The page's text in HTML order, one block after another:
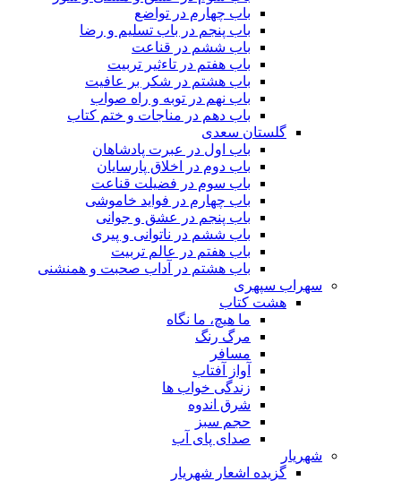
باب چهارم در تواضع
باب پنجم در باب تسلیم و رضا
باب ششم در قناعت
باب هفتم در تاءثیر تربیت
باب هشتم در شکر بر عافیت
باب نهم در توبه و راه صواب
باب دهم در مناجات و ختم کتاب
گلستان سعدی
باب اول در عبرت پادشاهان
باب دوم در اخلاق پارسایان
باب سوم در فضیلت قناعت
باب چهارم در فواید خاموشى
باب پنجم در عشق و جوانى
باب ششم در ناتوانى و پیرى
باب هفتم در عالم تربیت
باب هشتم در آداب صحبت و همنشنى
سهراب سپهری
هشت کتاب
ما هیچ، ما نگاه
مرگ رنگ
مسافر
آواز آفتاب
زندگی خواب ها
شرق اندوه
حجم سبز
صدای پای آب
شهریار
گزیده اشعار شهریار